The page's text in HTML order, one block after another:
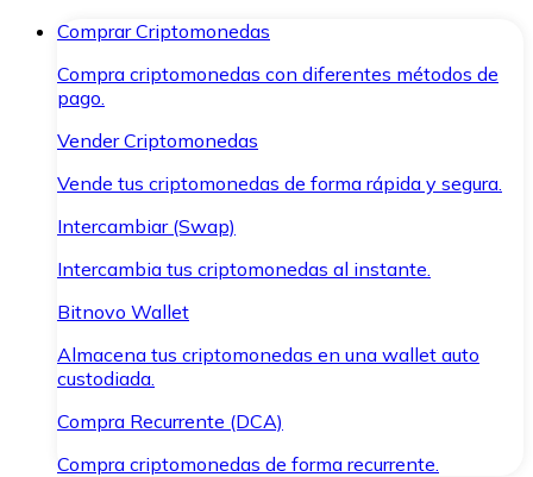
Comprar Criptomonedas
Compra criptomonedas con diferentes métodos de
pago.
Vender Criptomonedas
Vende tus criptomonedas de forma rápida y segura.
Intercambiar (Swap)
Intercambia tus criptomonedas al instante.
Bitnovo Wallet
Almacena tus criptomonedas en una wallet auto
custodiada.
Compra Recurrente (DCA)
Compra criptomonedas de forma recurrente.